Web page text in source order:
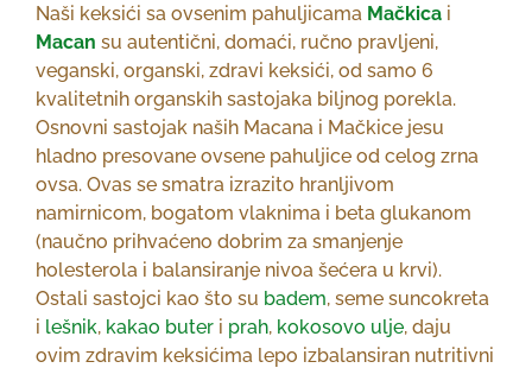
Naši keksići sa ovsenim pahuljicama Mačkica i
Macan su autentični, domaći, ručno pravljeni,
veganski, organski, zdravi keksići, od samo 6
kvalitetnih organskih sastojaka biljnog porekla.
Osnovni sastojak naših Macana i Mačkice jesu
hladno presovane ovsene pahuljice od celog zrna
ovsa. Ovas se smatra izrazito hranljivom
namirnicom, bogatom vlaknima i beta glukanom
(naučno prihvaćeno dobrim za smanjenje
holesterola i balansiranje nivoa šećera u krvi).
Ostali sastojci kao što su badem, seme suncokreta
i lešnik, kakao buter i prah, kokosovo ulje, daju
ovim zdravim keksićima lepo izbalansiran nutritivni